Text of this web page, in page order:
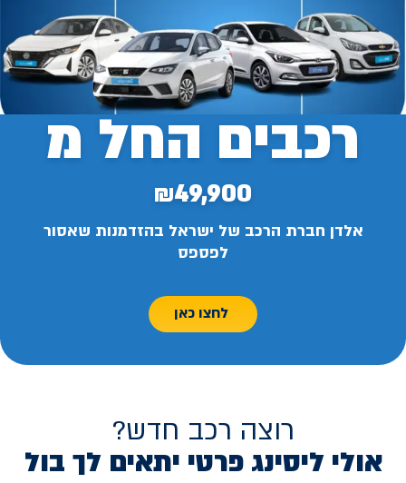
רכבים החל מ
₪49,900
אלדן חברת הרכב של ישראל בהזדמנות שאסור
לפספס
לחצו כאן
רוצה רכב חדש?
אולי ליסינג פרטי יתאים לך בול